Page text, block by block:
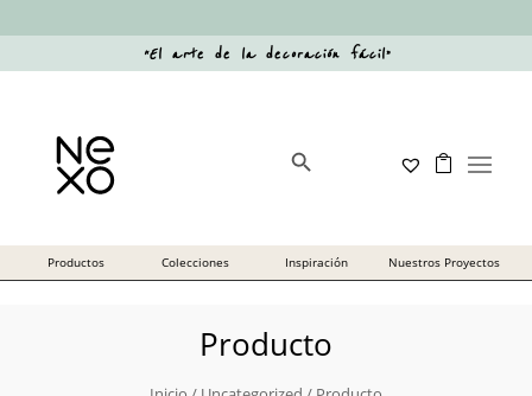
“El arte de la decoración fácil”
Producto